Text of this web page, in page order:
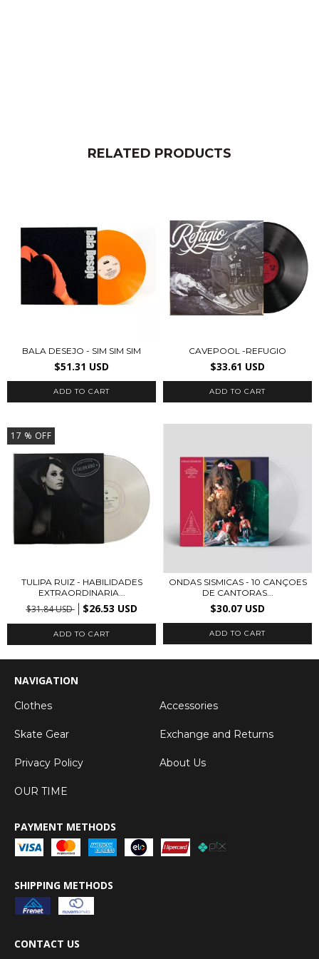
RELATED PRODUCTS
BALA DESEJO - SIM SIM SIM
$51.31 USD
CAVEPOOL -REFUGIO
$33.61 USD
17 % OFF
TULIPA RUIZ - HABILIDADES
EXTRAORDINARIA...
$31.84 USD $26.53 USD
ONDAS SISMICAS - 10 CANÇOES
DE CANTORAS...
$30.07 USD
NAVIGATION
Clothes Accessories
Skate Gear Exchange and Returns
Privacy Policy About Us
OUR TIME
PAYMENT METHODS
SHIPPING METHODS
CONTACT US